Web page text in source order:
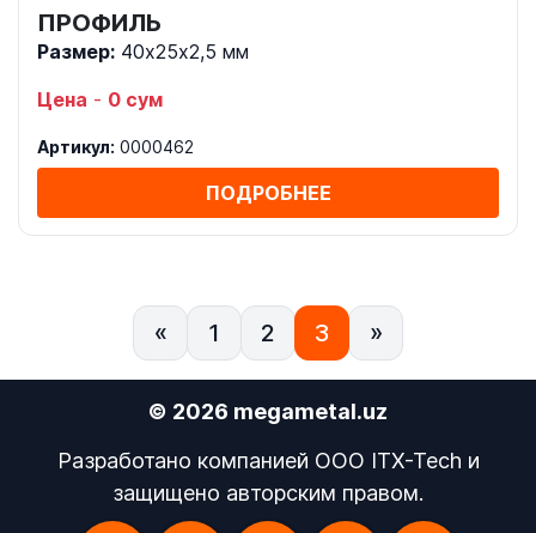
ПРОФИЛЬ
Размер: 40х25х2,5 мм
Цена - 0 сум
Артикул: 0000462
ПОДРОБНЕЕ
« 1 2 3 »
© 2026 megametal.uz
Разработано компанией OOO ITX-Tech и
защищено авторским правом.